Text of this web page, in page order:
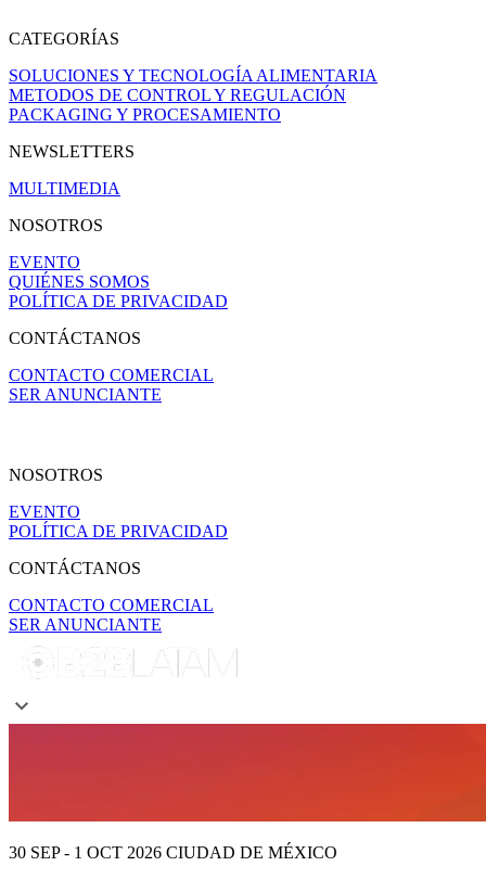
CATEGORÍAS
SOLUCIONES Y TECNOLOGÍA ALIMENTARIA
METODOS DE CONTROL Y REGULACIÓN
PACKAGING Y PROCESAMIENTO
NEWSLETTERS
MULTIMEDIA
NOSOTROS
EVENTO
QUIÉNES SOMOS
POLÍTICA DE PRIVACIDAD
CONTÁCTANOS
CONTACTO COMERCIAL
SER ANUNCIANTE
NOSOTROS
EVENTO
POLÍTICA DE PRIVACIDAD
CONTÁCTANOS
CONTACTO COMERCIAL
SER ANUNCIANTE
30 SEP - 1 OCT 2026 CIUDAD DE MÉXICO